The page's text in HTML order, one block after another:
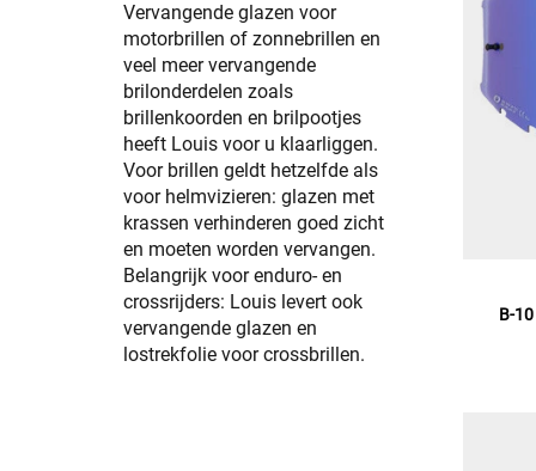
Vervangende glazen voor
motorbrillen of zonnebrillen en
veel meer vervangende
brilonderdelen zoals
brillenkoorden en brilpootjes
heeft Louis voor u klaarliggen.
Voor brillen geldt hetzelfde als
voor helmvizieren: glazen met
krassen verhinderen goed zicht
en moeten worden vervangen.
Belangrijk voor enduro- en
crossrijders: Louis levert ook
vervangende glazen en
lostrekfolie voor crossbrillen.
B-